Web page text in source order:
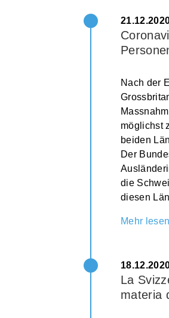
Nach der
möglichst
beiden
Der
die
diesen
Mehr lesen
La
materia